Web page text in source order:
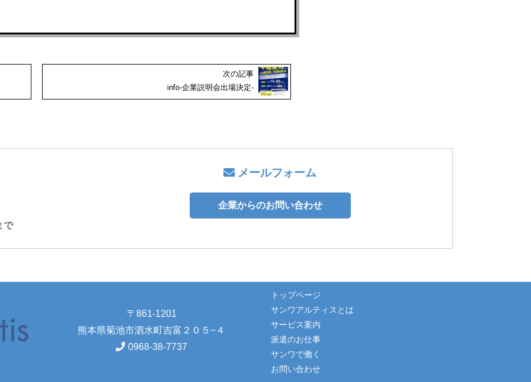
次の記事
info-企業説明会出場決定-
で
メールフォーム
企業からのお問い合わせ
〒861-1201
熊本県菊池市泗水町吉富２０５−４
0968-38-7737
トップページ
サンワアルティスとは
サービス案内
派遣のお仕事
サンワで働く
お問い合わせ